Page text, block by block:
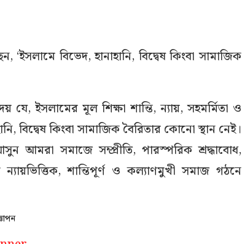
‘ইসলামে বিভেদ, হানাহানি, বিদ্বেষ কিংবা সামাজিক
ইসলামের মূল শিক্ষা শান্তি, ন্যায়, সহমর্মিতা ও
বিদ্বেষ কিংবা সামাজিক বৈরিতার কোনো স্থান নেই।
আমরা সমাজে সম্প্রীতি, পারস্পরিক শ্রদ্ধাবোধ,
শান্তিপূর্ণ ও কল্যাণমুখী সমাজ গঠনে